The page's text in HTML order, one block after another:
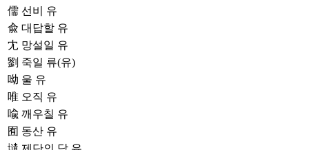
儒 선비 유
兪 대답할 유
冘 망설일 유
劉 죽일 류(유)
呦 울 유
唯 오직 유
喩 깨우칠 유
囿 동산 유